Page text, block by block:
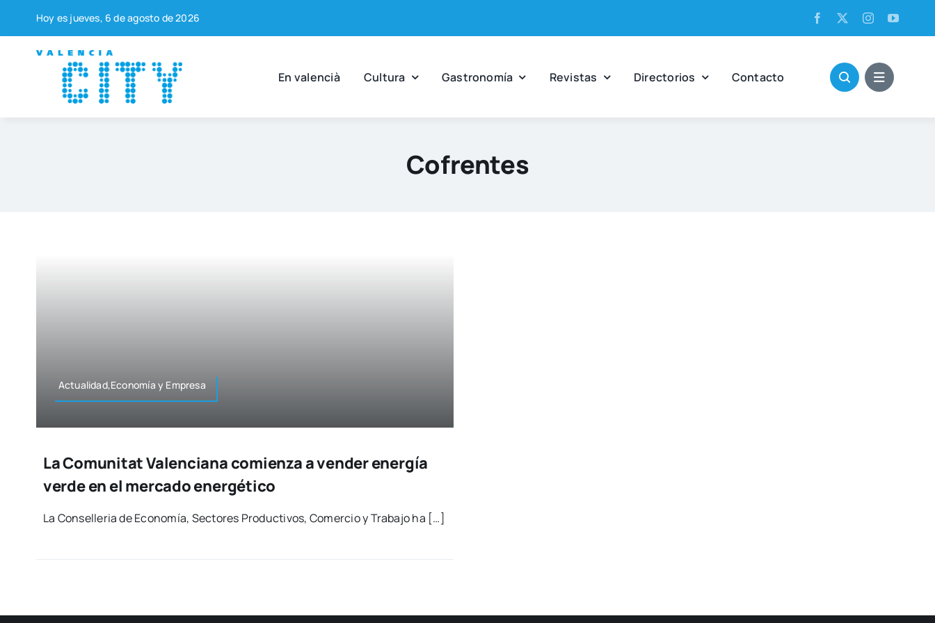
contenido
Hoy es jue­ves, 6 de agos­to de 2026
En valen­cià Cul­tu­ra Gas­tro­no­mía Revis­tas Direc­to­rios Con­tac­to
Cofrentes
Actualidad,Economía y Empre­sa
La Comunitat Valenciana comienza a vender energía
verde en el mercado energético
La Con­se­lle­ria de Eco­no­mía, Sec­to­res Pro­duc­ti­vos, Comer­cio y Tra­ba­jo ha […]